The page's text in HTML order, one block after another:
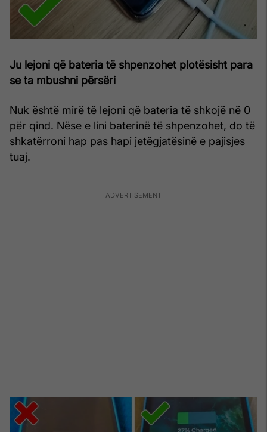
Ju lejoni që bateria të shpenzohet plotësisht para
se ta mbushni përsëri
Nuk është mirë të lejoni që bateria të shkojë në 0
për qind. Nëse e lini baterinë të shpenzohet, do të
shkatërroni hap pas hapi jetëgjatësinë e pajisjes
tuaj.